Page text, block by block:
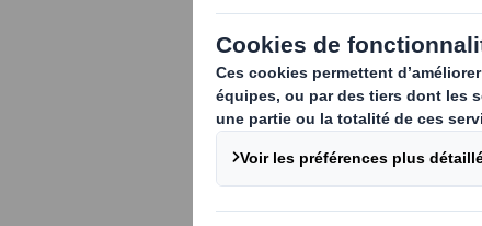
Notre vision
un service